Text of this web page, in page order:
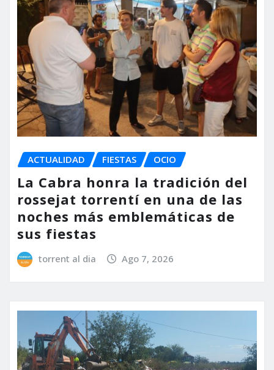
ACTUALIDAD FIESTAS OCIO
La Cabra honra la tradición del
rossejat torrentí en una de las
noches más emblemáticas de
sus fiestas
torrent al dia Ago 7, 2026